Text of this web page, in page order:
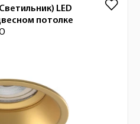
LED
потолке